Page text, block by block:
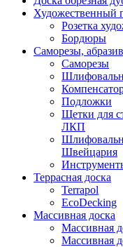
Художественный
Розетка
Бордюры
Саморезы,
Саморезы
Подложки
Щетки для
ЛКП
Швейцария
Террасная доска
Terrapol
EcoDecking
Массивная доска
Массивная
Массивная